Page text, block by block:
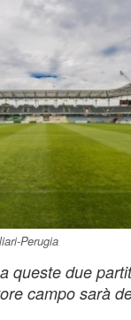
Perugia
queste due
campo sarà